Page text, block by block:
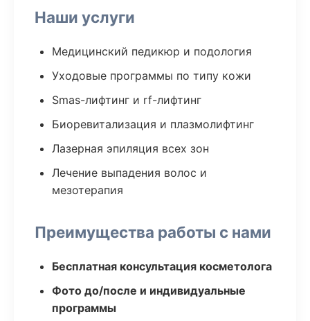
Наши услуги
Медицинский педикюр и подология
Уходовые программы по типу кожи
Smas-лифтинг и rf-лифтинг
Биоревитализация и плазмолифтинг
Лазерная эпиляция всех зон
Лечение выпадения волос и
мезотерапия
Преимущества работы с нами
Бесплатная консультация косметолога
Фото до/после и индивидуальные
программы